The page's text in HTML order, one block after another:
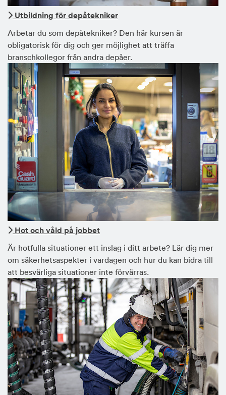
Utbildning för depåtekniker
Arbetar du som depåtekniker? Den här kursen är
obligatorisk för dig och ger möjlighet att träffa
branschkollegor från andra depåer.
Hot och våld på jobbet
Är hotfulla situationer ett inslag i ditt arbete? Lär dig mer
om säkerhetsaspekter i vardagen och hur du kan bidra till
att besvärliga situationer inte förvärras.